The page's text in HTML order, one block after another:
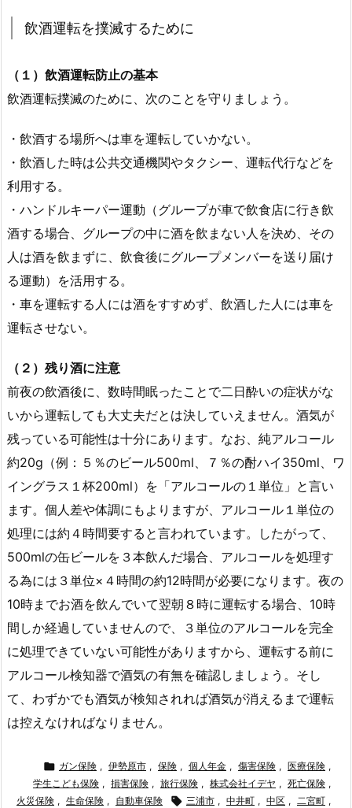
飲酒運転を撲滅するために
（１）飲酒運転防止の基本
飲酒運転撲滅のために、次のことを守りましょう。
・飲酒する場所へは車を運転していかない。
・飲酒した時は公共交通機関やタクシー、運転代行などを
利用する。
・ハンドルキーパー運動（グループが車で飲食店に行き飲
酒する場合、グループの中に酒を飲まない人を決め、その
人は酒を飲まずに、飲食後にグループメンバーを送り届け
る運動）を活用する。
・車を運転する人には酒をすすめず、飲酒した人には車を
運転させない。
（２）残り酒に注意
前夜の飲酒後に、数時間眠ったことで二日酔いの症状がな
いから運転しても大丈夫だとは決していえません。酒気が
残っている可能性は十分にあります。なお、純アルコール
約20g（例：５％のビール500ml、７％の酎ハイ350ml、ワ
イングラス１杯200ml）を「アルコールの１単位」と言い
ます。個人差や体調にもよりますが、アルコール１単位の
処理には約４時間要すると言われています。したがって、
500mlの缶ビールを３本飲んだ場合、アルコールを処理す
る為には３単位×４時間の約12時間が必要になります。夜の
10時までお酒を飲んでいて翌朝８時に運転する場合、10時
間しか経過していませんので、３単位のアルコールを完全
に処理できていない可能性がありますから、運転する前に
アルコール検知器で酒気の有無を確認しましょう。そし
て、わずかでも酒気が検知されれば酒気が消えるまで運転
は控えなければなりません。
 ガン保険 , 伊勢原市 , 保険 , 個人年金 , 傷害保険 , 医療保険 ,
学生こども保険 , 損害保険 , 旅行保険 , 株式会社イデヤ , 死亡保険 ,
火災保険 , 生命保険 , 自動車保険  三浦市 , 中井町 , 中区 , 二宮町 ,